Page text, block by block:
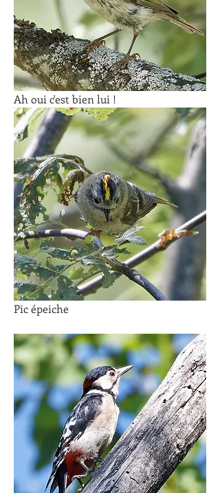
Ah oui c'est bien lui !
Pic épeiche